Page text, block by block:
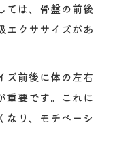
ては、骨盤の前後
エクササイズがあ
ズ前後に体の左右
重要です。これに
なり、モチベーシ